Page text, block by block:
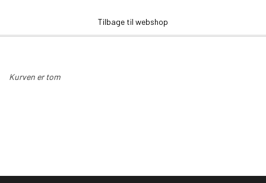
Tilbage til webshop
Kurven er tom